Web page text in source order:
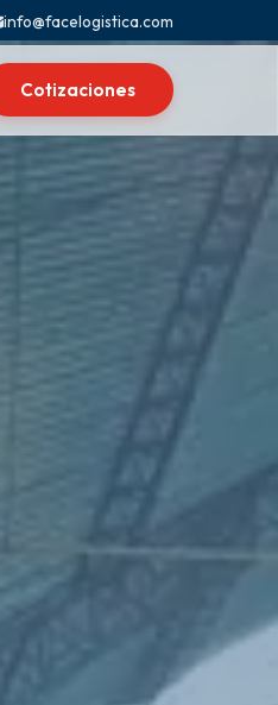
info@facelogistica.com
Cotizaciones